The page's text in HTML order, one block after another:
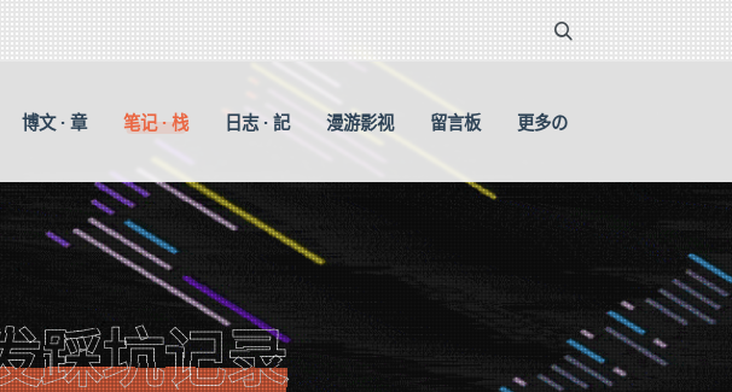
博文 · 章 笔记 · 栈 日志 · 記 漫游影视 留言板 更多の
踩坑记录